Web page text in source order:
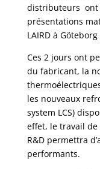
distributeurs ont
présentations
LAIRD à
Ces 2 jours ont
du fabricant, la
les nouveaux
system LCS)
effet, le travail
R&D permettra
performants.